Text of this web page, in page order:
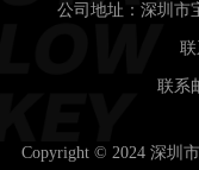
公司地址：深圳市
联
联系
Copyright © 2024 深圳